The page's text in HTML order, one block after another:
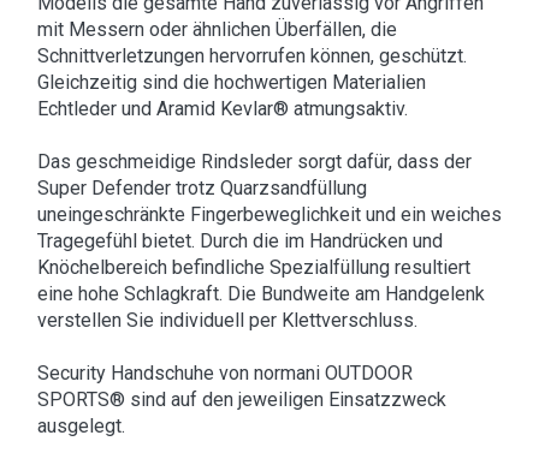
mit Messern oder ähnlichen Überfällen, die
Schnittverletzungen hervorrufen können, geschützt.
Gleichzeitig sind die hochwertigen Materialien
Echtleder und Aramid Kevlar® atmungsaktiv.
Das geschmeidige Rindsleder sorgt dafür, dass der
Super Defender trotz Quarzsandfüllung
uneingeschränkte Fingerbeweglichkeit und ein weiches
Tragegefühl bietet. Durch die im Handrücken und
Knöchelbereich befindliche Spezialfüllung resultiert
eine hohe Schlagkraft. Die Bundweite am Handgelenk
verstellen Sie individuell per Klettverschluss.
Security Handschuhe von normani OUTDOOR
SPORTS® sind auf den jeweiligen Einsatzzweck
ausgelegt.